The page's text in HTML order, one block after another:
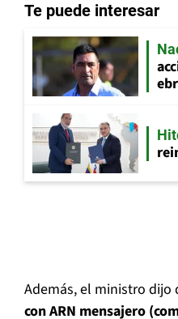
Te puede interesar
Además, el ministro dijo
con ARN mensajero